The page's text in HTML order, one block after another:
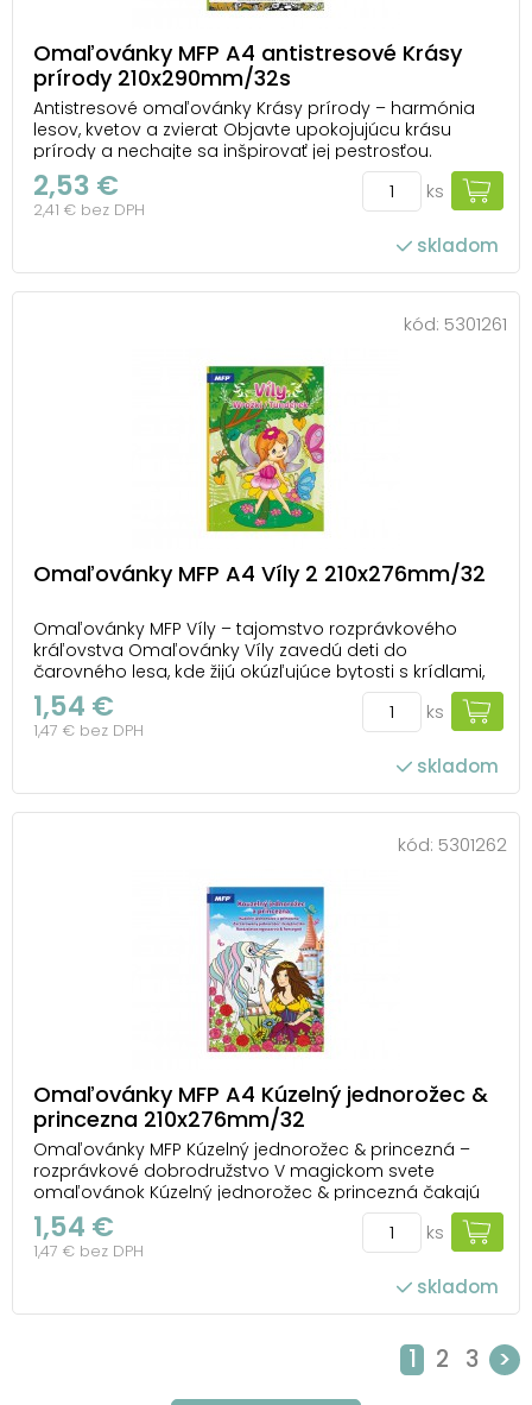
Omaľovánky MFP A4 antistresové Krásy
prírody 210x290mm/32s
Antistresové omaľovánky Krásy prírody – harmónia
lesov, kvetov a zvierat Objavte upokojujúcu krásu
prírody a nechajte sa inšpirovať jej pestrosťou.
Antistresové omaľovánky Krásy prírody od MFP vás
prevedú svetom rastlín, zvierat a prírodných detailov,
ktoré si môžete vyfarbiť podľa vlastnej fa...
2,53 €
2,41 € bez DPH
ks
skladom
kód: 5301261
Omaľovánky MFP A4 Víly 2 210x276mm/32
Omaľovánky MFP Víly – tajomstvo rozprávkového
kráľovstva Omaľovánky Víly zavedú deti do
čarovného lesa, kde žijú okúzľujúce bytosti s krídlami,
rozkvitnuté kvety a hravé motýle. Každý obrázok je ako
malý príbeh, ktorý si môžu vyfarbiť podľa svojej
fantázie a vytvoriť si tak vlastný rozprávkový...
1,54 €
1,47 € bez DPH
ks
skladom
kód: 5301262
Omaľovánky MFP A4 Kúzelný jednorožec &
princezna 210x276mm/32
Omaľovánky MFP Kúzelný jednorožec & princezná –
rozprávkové dobrodružstvo V magickom svete
omaľovánok Kúzelný jednorožec & princezná čakajú
hradné záhrady, bájni jednorožci a pôvabné
princezné. Každá stránka prináša nový príbeh, ktorý
deti môžu dotvoriť svojimi obľúbenými farbami a
1,54 €
1,47 € bez DPH
ks
skladom
1 2 3 >